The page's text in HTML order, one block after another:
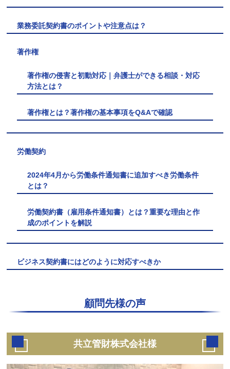
業務委託契約書のポイントや注意点は？
著作権
著作権の侵害と初動対応｜弁護士ができる相談・対応
方法とは？
著作権とは？著作権の基本事項をQ&Aで確認
労働契約
2024年4月から労働条件通知書に追加すべき労働条件
とは？
労働契約書（雇用条件通知書）とは？重要な理由と作
成のポイントを解説
ビジネス契約書にはどのように対応すべきか
顧問先様の声
共立管財株式会社様